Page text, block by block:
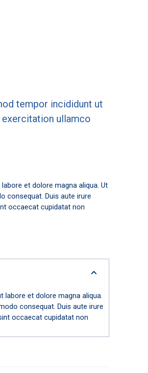
tempor incididunt ut
exercitation ullamco
et dolore magna aliqua. Ut
consequat. Duis aute irure
occaecat cupidatat non
et dolore magna aliqua.
consequat. Duis aute irure
occaecat cupidatat non